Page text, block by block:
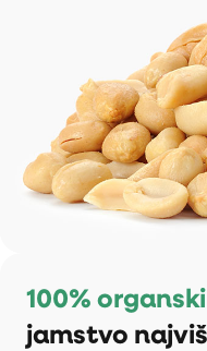
100%
jamstvo